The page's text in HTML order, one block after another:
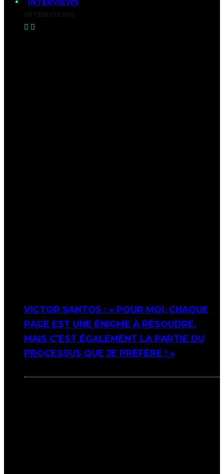
VICTOR SANTOS : « POUR MOI, CHAQUE
PAGE EST UNE ÉNIGME À RÉSOUDRE,
MAIS C’EST ÉGALEMENT LA PARTIE DU
PROCESSUS QUE JE PRÉFÈRE ! »